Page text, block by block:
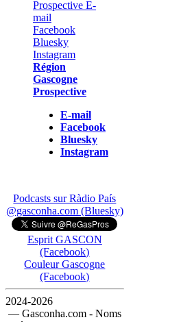
Région
Gascogne
Prospective
E-mail
Facebook
Bluesky
Instagram
Podcasts sur Ràdio País
@gasconha.com (Bluesky)
Esprit GASCON
(Facebook)
Couleur Gascogne
(Facebook)
2024-2026
— Gasconha.com - Noms